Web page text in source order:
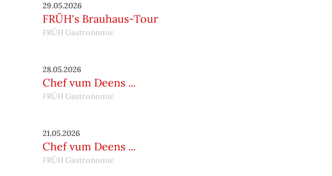
29.05.2026
FRÜH's Brauhaus-Tour
FRÜH Gastronomie
28.05.2026
Chef vum Deens ...
FRÜH Gastronomie
21.05.2026
Chef vum Deens ...
FRÜH Gastronomie